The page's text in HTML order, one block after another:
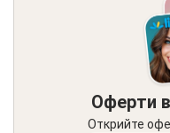
Оферти
Открийте